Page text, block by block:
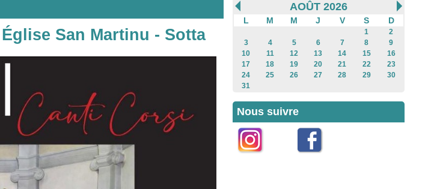
San Martinu - Sotta
AOÛT 2026
L M M J V S D
1
2
3
4 5 6 7 8
9
10
11 12 13 14 15
16
17
18 19 20 21 22
23
24
25 26 27 28 29
30
31
Nous suivre